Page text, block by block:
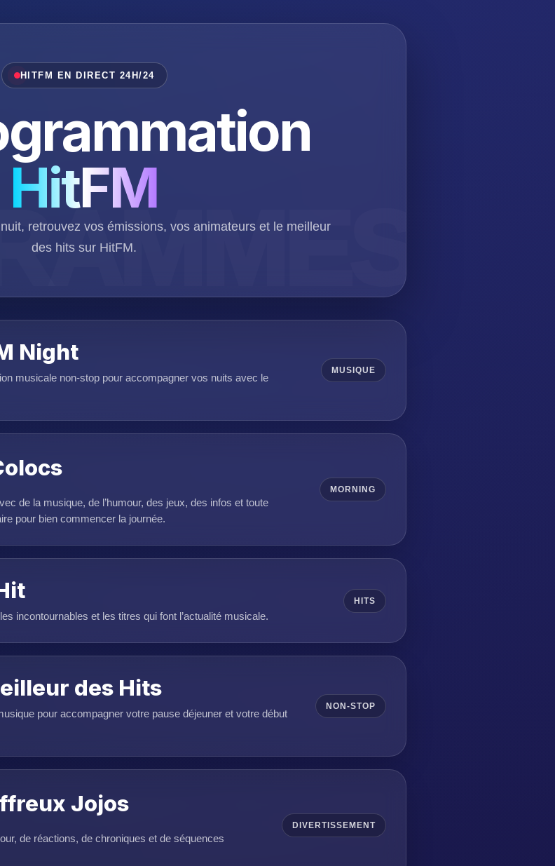
HITFM EN DIRECT 24H/24
HitFM
retrouvez vos émissions, vos animateurs et le meilleur
des hits sur HitFM.
Night
musicale non-stop pour accompagner vos nuits avec le
MUSIQUE
de la musique, de l’humour, des jeux, des infos et toute
pour bien commencer la journée.
MORNING
incontournables et les titres qui font l’actualité musicale.
HITS
des Hits
pour accompagner votre pause déjeuner et votre début
NON-STOP
Jojos
de réactions, de chroniques et de séquences
DIVERTISSEMENT